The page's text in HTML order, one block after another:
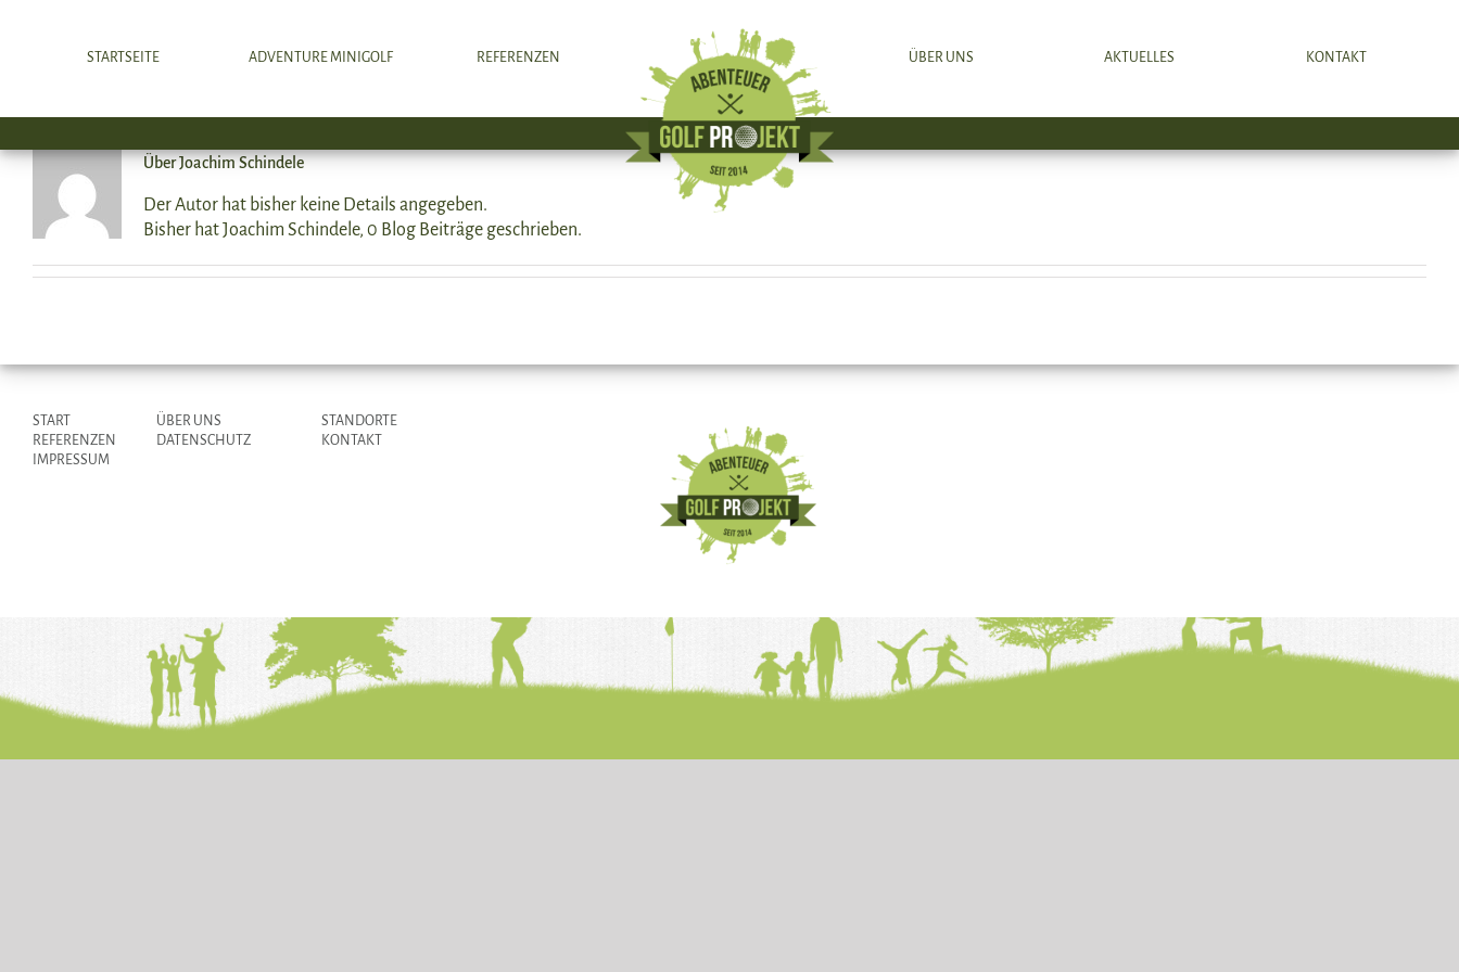
STARTSEITE ADVENTURE MINIGOLF REFERENZEN ÜBER UNS AKTUELLES KONTAKT
Über Joachim Schindele
Der Autor hat bisher keine Details angegeben.
Bisher hat Joachim Schindele, 0 Blog Beiträge geschrieben.
START
REFERENZEN
IMPRESSUM
ÜBER UNS
DATENSCHUTZ
STANDORTE
KONTAKT